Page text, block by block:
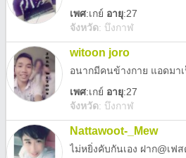
เพศ:เกย์ อายุ:27
จังหวัด: บึงกาฬ
witoon joro
อนากมีคนข้างกาย แอดมา
เพศ:เกย์ อายุ:27
จังหวัด: บึงกาฬ
Nattawoot-_Mew
ไม่หยิ่งคับกันเอง ฝาก@เฟ